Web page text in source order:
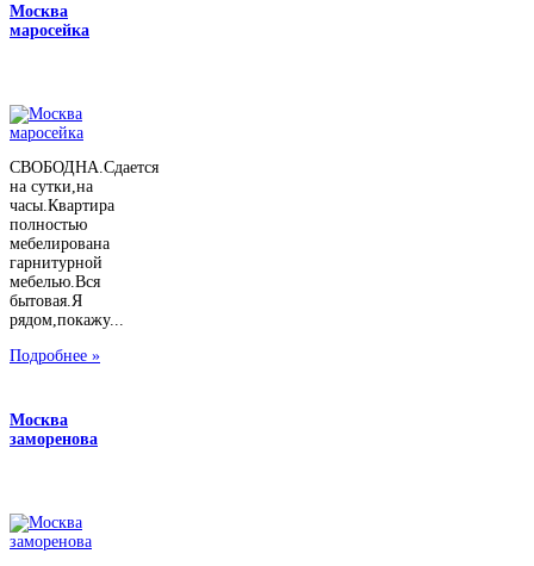
Москва
маросейка
СВОБОДНА.Сдается
на сутки,на
часы.Квартира
полностью
мебелирована
гарнитурной
мебелью.Вся
бытовая.Я
рядом,покажу...
Подробнее »
Москва
заморенова